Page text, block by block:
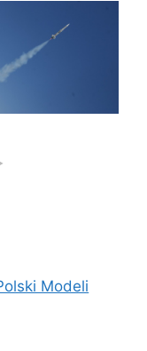
Modeli